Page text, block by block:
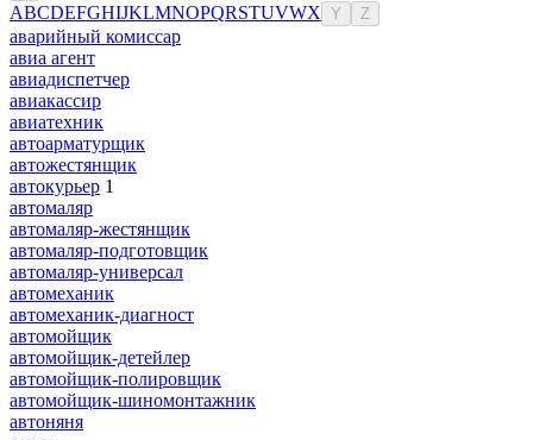
ABCDEFGHIJKLMNOPQRSTUVWX Y Z
аварийный комиссар
авиа агент
авиадиспетчер
авиакассир
авиатехник
автоарматурщик
автожестянщик
автокурьер 1
автомаляр
автомаляр-жестянщик
автомаляр-подготовщик
автомаляр-универсал
автомеханик
автомеханик-диагност
автомойщик
автомойщик-детейлер
автомойщик-полировщик
автомойщик-шиномонтажник
автоняня